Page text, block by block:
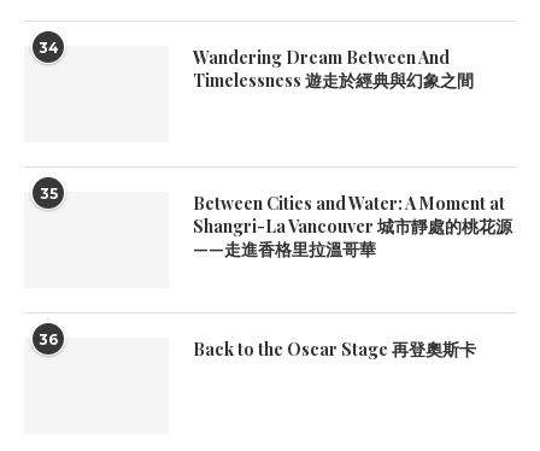
34
Wandering Dream Between And
Timelessness 遊走於經典與幻象之間
35
Between Cities and Water: A Moment at
Shangri-La Vancouver 城市靜處的桃花源
——走進香格里拉溫哥華
36 Back to the Oscar Stage 再登奧斯卡